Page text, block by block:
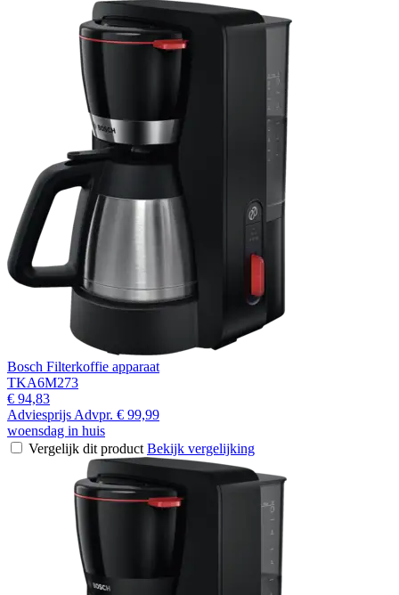
Bosch Filterkoffie apparaat
TKA6M273
€ 94,83
Adviesprijs Advpr. € 99,99
woensdag in huis
Vergelijk dit product Bekijk vergelijking